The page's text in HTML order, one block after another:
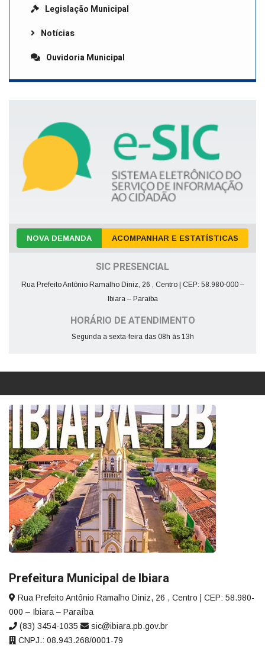
Legislação Municipal
Notícias
Ouvidoria Municipal
NOVA DEMANDA ACOMPANHAR E ESTATÍSTICAS
SIC PRESENCIAL
Rua Prefeito Antônio Ramalho Diniz, 26 , Centro | CEP: 58.980-000 –
Ibiara – Paraíba
HORÁRIO DE ATENDIMENTO
Segunda a sexta-feira das 08h às 13h
Prefeitura Municipal de Ibiara
Rua Prefeito Antônio Ramalho Diniz, 26 , Centro | CEP: 58.980-
000 – Ibiara – Paraíba
(83) 3454-1035
sic@ibiara.pb.gov.br
CNPJ.: 08.943.268/0001-79